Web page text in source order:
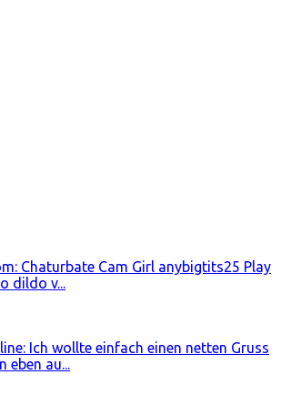
Chaturbate Cam Girl anybigtits25 Play
dildo v...
Ich wollte einfach einen netten Gruss
eben au...